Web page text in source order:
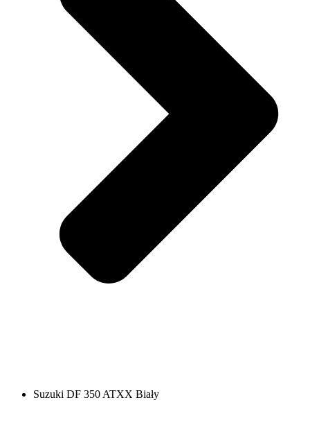
Suzuki DF 350 ATXX Biały